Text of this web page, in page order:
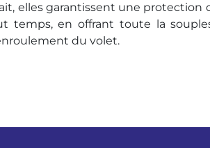
elles garantissent une protection
temps, en offrant toute la
du volet.